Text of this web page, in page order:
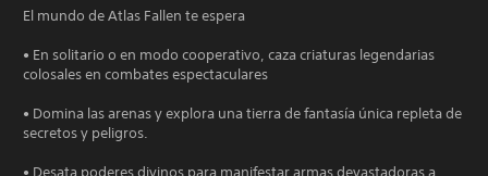
El mundo de Atlas Fallen te espera
• En solitario o en modo cooperativo, caza criaturas legendarias
colosales en combates espectaculares
• Domina las arenas y explora una tierra de fantasía única repleta de
secretos y peligros.
• Desata poderes divinos para manifestar armas devastadoras a